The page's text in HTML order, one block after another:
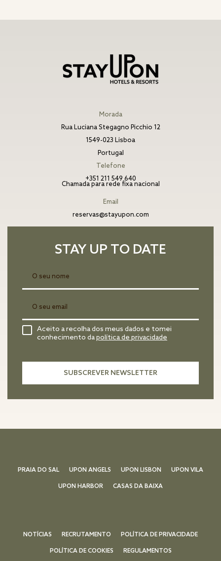
Morada
Rua Luciana Stegagno Picchio 12
1549-023 Lisboa
Portugal
Telefone
+351 211 549 640
Chamada para rede fixa nacional
Email
reservas@stayupon.com
STAY UP TO DATE
Aceito a recolha dos meus dados e tomei
conhecimento dapolítica de privacidade
PRAIA DO SAL UPON ANGELS UPON LISBON UPON VILA
UPON HARBOR CASAS DA BAIXA
NOTÍCIAS RECRUTAMENTO POLÍTICA DE PRIVACIDADE
POLÍTICA DE COOKIES REGULAMENTOS